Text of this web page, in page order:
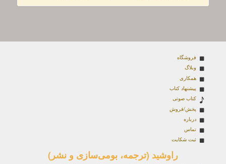
بود.
است.
فروشگاه
وبلاگ
همکاری
پیشنهاد کتاب
کتاب صوتی
پخش/فروش
درباره
تماس
ثبت شکایت
راوشید (ترجمه، بومی‌سازی و نشر)